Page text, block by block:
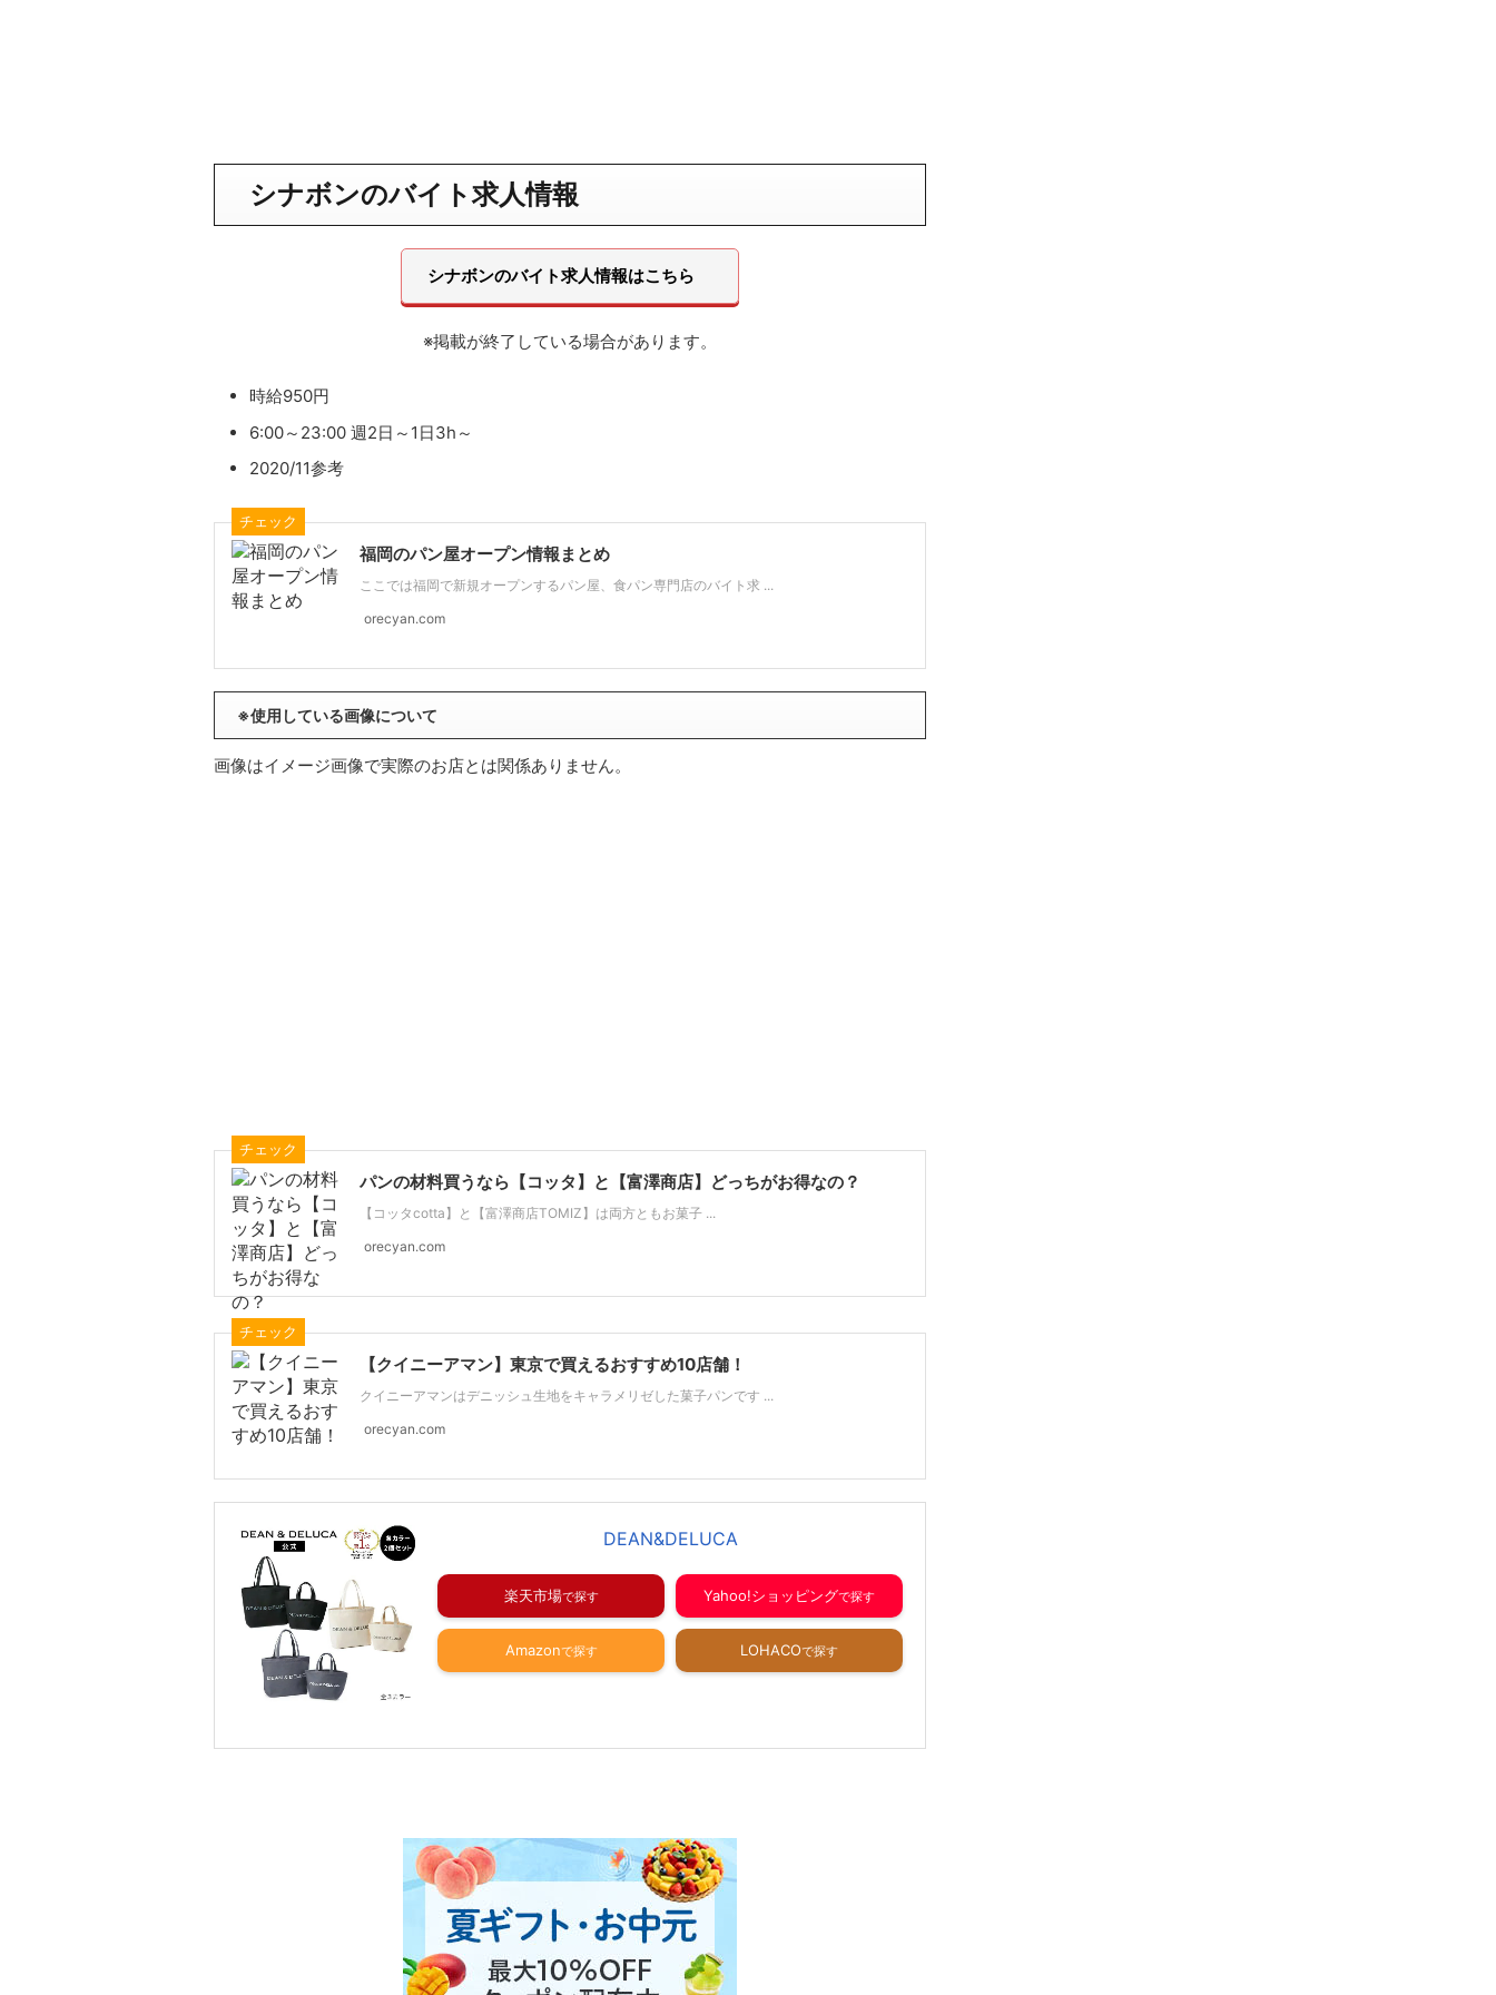
シナボンのバイト求人情報
シナボンのバイト求人情報はこちら
※掲載が終了している場合があります。
時給950円
6:00～23:00 週2日～1日3h～
2020/11参考
チェック
福岡のパン屋オープン情報まとめ
ここでは福岡で新規オープンするパン屋、食パン専門店のバイト求 ...
orecyan.com
※使用している画像について
画像はイメージ画像で実際のお店とは関係ありません。
チェック
パンの材料買うなら【コッタ】と【富澤商店】どっちがお得なの？
【コッタcotta】と【富澤商店TOMIZ】は両方ともお菓子 ...
orecyan.com
チェック
【クイニーアマン】東京で買えるおすすめ10店舗！
クイニーアマンはデニッシュ生地をキャラメリゼした菓子パンです ...
orecyan.com
DEAN&DELUCA
楽天市場 Yahoo!ショッピング
Amazon LOHACO